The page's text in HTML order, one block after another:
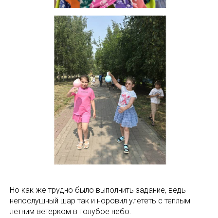
Но как же трудно было выполнить задание, ведь
непослушный шар так и норовил улететь с теплым
летним ветерком в голубое небо.